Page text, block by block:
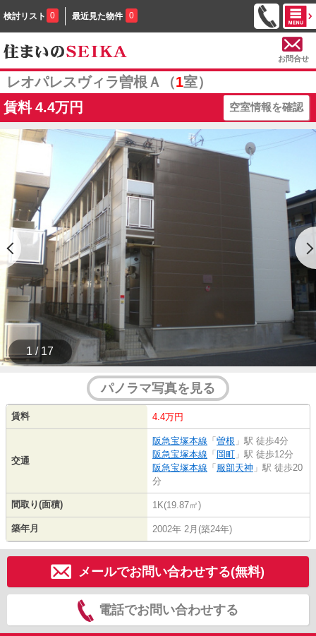
検討リスト 0 最近見た物件 0
お問合せ
レオパレスヴィラ曽根Ａ（1室）
賃料 4.4万円 空室情報を確認
1 / 17
パノラマ写真を見る
賃料 4.4万円
交通
阪急宝塚本線 「 曽根 」駅 徒歩4分
阪急宝塚本線 「 岡町 」駅 徒歩12分
阪急宝塚本線 「 服部天神 」駅 徒歩20
分
間取り(面積) 1K(19.87㎡)
築年月 2002年 2月(築24年)
メールでお問い合わせする(無料)
電話でお問い合わせする